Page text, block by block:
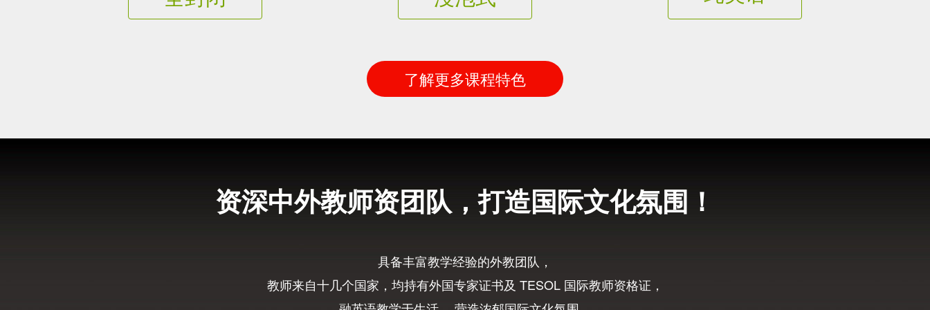
了解更多课程特色
资深中外教师资团队，打造国际文化氛围！
具备丰富教学经验的外教团队，
教师来自十几个国家，均持有外国专家证书及 TESOL 国际教师资格证，